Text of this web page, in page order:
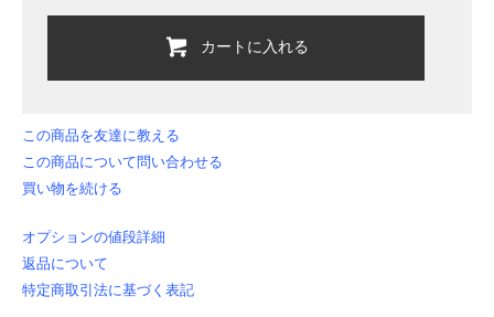
カートに入れる
この商品を友達に教える
この商品について問い合わせる
買い物を続ける
オプションの値段詳細
返品について
特定商取引法に基づく表記